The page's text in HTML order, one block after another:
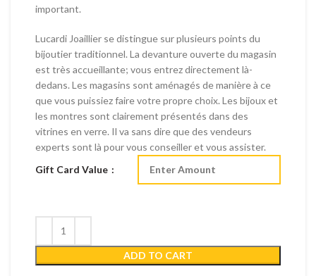
important.
Lucardi Joaillier se distingue sur plusieurs points du
bijoutier traditionnel. La devanture ouverte du magasin
est très accueillante; vous entrez directement là-
dedans. Les magasins sont aménagés de manière à ce
que vous puissiez faire votre propre choix. Les bijoux et
les montres sont clairement présentés dans des
vitrines en verre. Il va sans dire que des vendeurs
experts sont là pour vous conseiller et vous assister.
Gift Card Value
ADD TO CART